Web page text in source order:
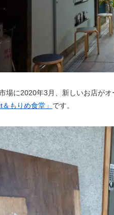
場に2020年3月、新しいお店が
＆もりめ食堂」 です。